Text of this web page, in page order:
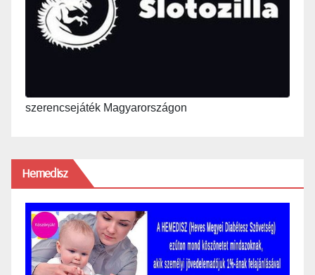
szerencsejáték Magyarországon
Hemedisz